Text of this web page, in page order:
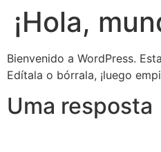
¡Hola,
Bienvenido a WordPress.
Edítala o bórrala, ¡luego
Uma resposta